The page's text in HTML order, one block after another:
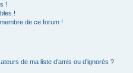
!
!
de ce forum !
de ma liste d’amis ou d’ignorés ?